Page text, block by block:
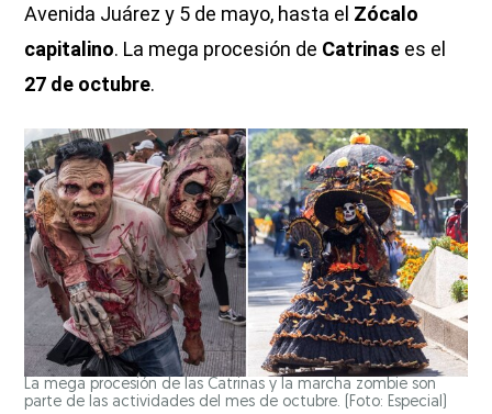
Avenida Juárez y 5 de mayo, hasta el Zócalo
capitalino. La mega procesión de Catrinas es el
27 de octubre.
La mega procesión de las Catrinas y la marcha zombie son
parte de las actividades del mes de octubre. (Foto: Especial)